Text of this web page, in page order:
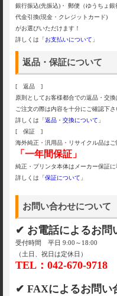
銀行振込(先振込)・ 郵便（ゆうちょ銀
代金引換(現金・クレジットカード)
がお選びいただけます！
詳しくは「お支払いについて 」
返品・保証について
[ 返品 ]
原則としてお客様都合での返品・交換
ご注文の際は内容を十分にご確認下さ
詳しくは「返品・交換について 」
[ 保証 ]
海外純正・汎用品・リサイクル品は
「一年間保証」
純正・プリンタ本体はメーカー保証に
詳しくは「保証について 」
お問い合わせについて
✔ お電話によるお問
受付時間 平日 9:00～18:00
（土日、祝日は定休日）
TEL：042-670-9718
✔ FAXによるお問い